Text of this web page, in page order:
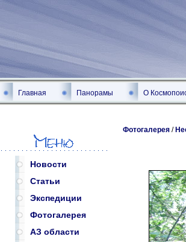
Главная Панорамы О
Новости
Статьи
Экспедиции
Фотогалерея
АЗ области
Фотогалерея /